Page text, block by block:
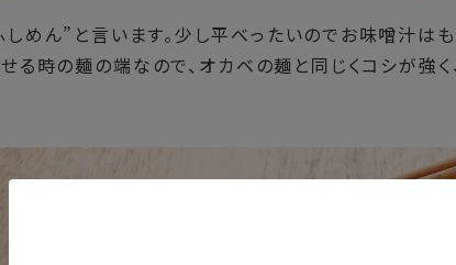
めん”と言います。少し平べったいのでお味噌汁は
る時の麺の端なので、オカベの麺と同じくコシが強